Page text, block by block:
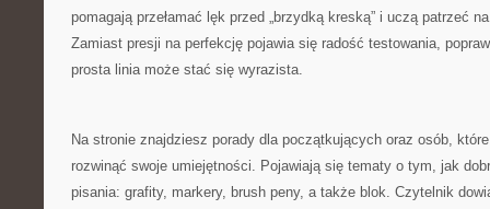
pomagają przełamać lęk przed „brzydką kreską” i uczą patrzeć
Zamiast presji na perfekcję pojawia się radość testowania,
prosta linia może stać się wyrazista.
Na stronie znajdziesz porady dla początkujących oraz osób,
rozwinąć swoje umiejętności. Pojawiają się tematy o tym, jak
pisania: grafity, markery, brush peny, a także blok. Czytelnik